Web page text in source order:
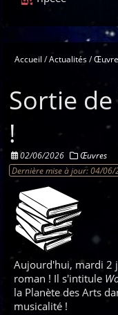
Accueil Actualités
Sortie
!
02/06/2026
Œuvres
Dernière mise à jour:04/06/
Aujourd'hui, mardi 2
roman ! Il s'intitule
la Planète des Arts
musicalité !